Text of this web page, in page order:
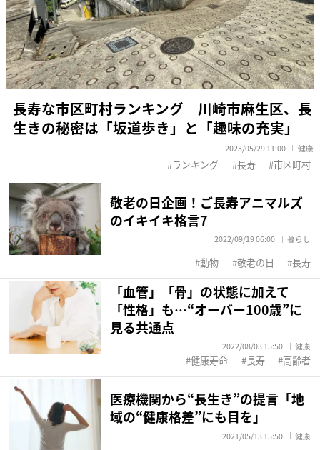
長寿な市区町村ランキング 川崎市麻生区、長
生きの秘密は「坂道歩き」と「趣味の充実」
2023/05/29 11:00 健康
ランキング 長寿 市区町村
敬老の日企画！ご長寿アニマルズ
のイキイキ格言7
2022/09/19 06:00 暮らし
動物 敬老の日 長寿
「血管」「骨」の状態に加えて
「性格」も…“オーバー100歳”に
見る共通点
2022/08/03 15:50 健康
健康寿命 長寿 高齢者
医療機関から“長生き”の提言「地
域の“健康格差”にも目を」
2021/05/13 15:50 健康